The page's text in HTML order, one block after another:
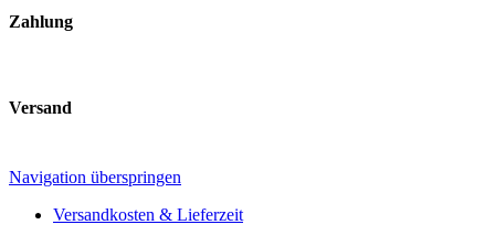
Zahlung
Versand
Navigation überspringen
Versandkosten & Lieferzeit